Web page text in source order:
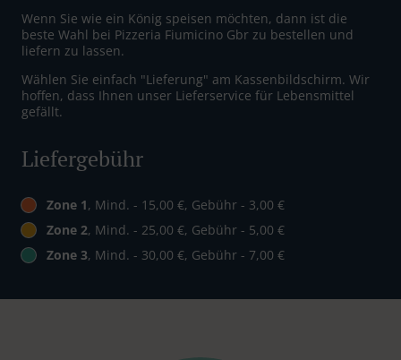
Wenn Sie wie ein König speisen möchten, dann ist die
beste Wahl bei Pizzeria Fiumicino Gbr zu bestellen und
liefern zu lassen.
Wählen Sie einfach "Lieferung" am Kassenbildschirm. Wir
hoffen, dass Ihnen unser Lieferservice für Lebensmittel
gefällt.
Liefergebühr
Zone 1, Mind. - 15,00 €, Gebühr - 3,00 €
Zone 2, Mind. - 25,00 €, Gebühr - 5,00 €
Zone 3, Mind. - 30,00 €, Gebühr - 7,00 €